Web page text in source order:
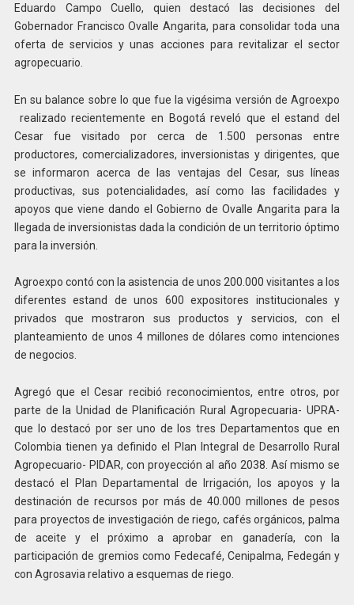
Eduardo Campo Cuello, quien destacó las decisiones del
Gobernador Francisco Ovalle Angarita, para consolidar toda una
oferta de servicios y unas acciones para revitalizar el sector
agropecuario.
En su balance sobre lo que fue la vigésima versión de Agroexpo
realizado recientemente en Bogotá reveló que el estand del
Cesar fue visitado por cerca de 1.500 personas entre
productores, comercializadores, inversionistas y dirigentes, que
se informaron acerca de las ventajas del Cesar, sus líneas
productivas, sus potencialidades, así como las facilidades y
apoyos que viene dando el Gobierno de Ovalle Angarita para la
llegada de inversionistas dada la condición de un territorio óptimo
para la inversión.
Agroexpo contó con la asistencia de unos 200.000 visitantes a los
diferentes estand de unos 600 expositores institucionales y
privados que mostraron sus productos y servicios, con el
planteamiento de unos 4 millones de dólares como intenciones
de negocios.
Agregó que el Cesar recibió reconocimientos, entre otros, por
parte de la Unidad de Planificación Rural Agropecuaria- UPRA-
que lo destacó por ser uno de los tres Departamentos que en
Colombia tienen ya definido el Plan Integral de Desarrollo Rural
Agropecuario- PIDAR, con proyección al año 2038. Así mismo se
destacó el Plan Departamental de Irrigación, los apoyos y la
destinación de recursos por más de 40.000 millones de pesos
para proyectos de investigación de riego, cafés orgánicos, palma
de aceite y el próximo a aprobar en ganadería, con la
participación de gremios como Fedecafé, Cenipalma, Fedegán y
con Agrosavia relativo a esquemas de riego.